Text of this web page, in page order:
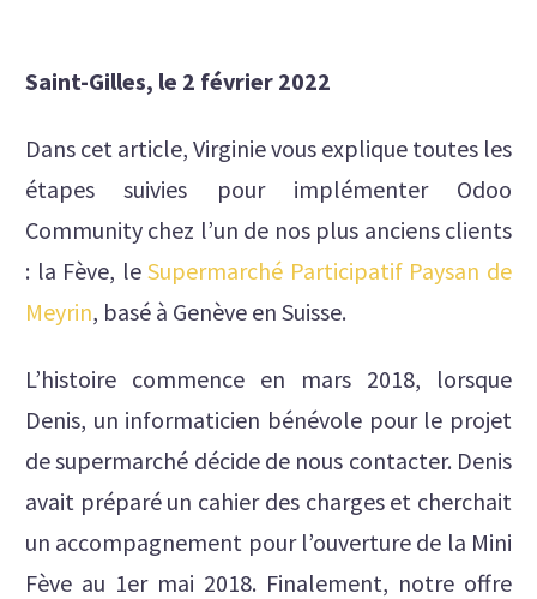
Saint-Gilles, le 2 février 2022
Dans cet article, Virginie vous explique toutes les
étapes suivies pour implémenter Odoo
Community chez l’un de nos plus anciens clients
: la Fève, leSupermarché Participatif Paysan de
Meyrin, basé à Genève en Suisse.
L’histoire commence en mars 2018, lorsque
Denis, un informaticien bénévole pour le projet
de supermarché décide de nous contacter. Denis
avait préparé un cahier des charges et cherchait
un accompagnement pour l’ouverture de la Mini
Fève au 1er mai 2018. Finalement, notre offre